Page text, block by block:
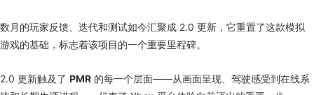
数月的玩家反馈、迭代和测试如今汇聚成 2.0 更新，它重置了这款模拟
游戏的基础，标志着该项目的一个重要里程碑。
2.0 更新触及了 PMR 的每一个层面——从画面呈现、驾驶感受到在线系